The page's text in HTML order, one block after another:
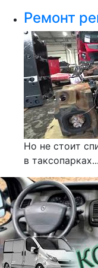
Ремонт
Но не стоит
в таксопарках...